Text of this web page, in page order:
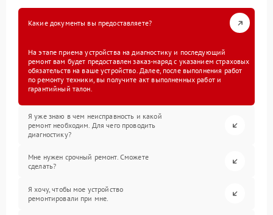
Какие документы вы предоставляете?
На этапе приема устройства на диагностику и последующий
ремонт вам будет предоставлен заказ-наряд с указанием страховых
обязательств на ваше устройство. Далее, после выполнения работ
по ремонту техники, вы получите акт выполненных работ и
гарантийный талон.
Я уже знаю в чем неисправность и какой
ремонт необходим. Для чего проводить
диагностику?
Мне нужен срочный ремонт. Сможете
сделать?
Я хочу, чтобы мое устройство
ремонтировали при мне.